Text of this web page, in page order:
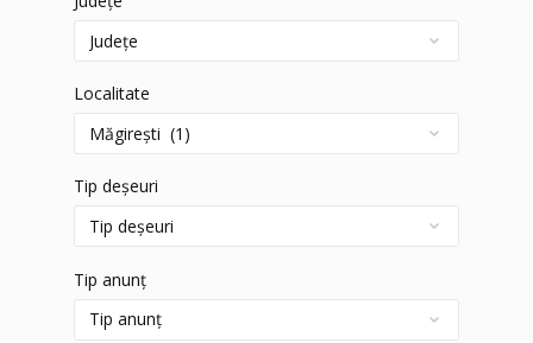
Localitate
Tip deșeuri
Tip anunț